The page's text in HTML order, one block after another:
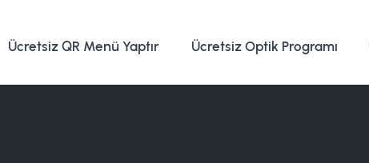
Ücretsiz QR Menü Yaptır Ücretsiz Optik Programı